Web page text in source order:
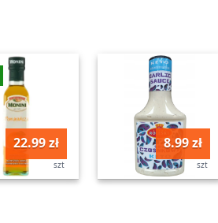
22.99 zł
szt
8.99 zł
szt